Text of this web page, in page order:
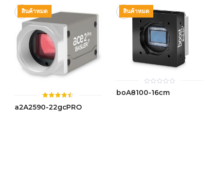
สินค้าหมด
ให้
คะแนน
a2A2590-22gcPRO
สินค้าหมด
0
out
boA8100-16cm